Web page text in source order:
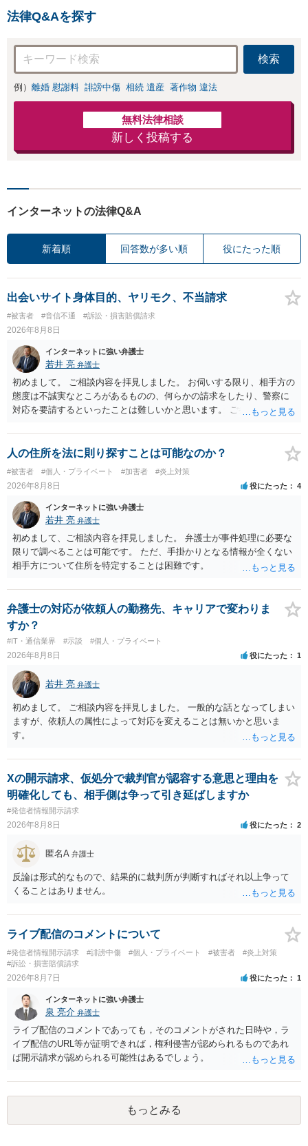
法律Q&Aを探す
検索
例） 離婚 慰謝料 誹謗中傷 相続 遺産 著作物 違法
無料法律相談
新しく投稿する
インターネットの法律Q&A
新着順 回答数が多い順 役にたった順
出会いサイト身体目的、ヤリモク、不当請求
#被害者 #音信不通 #訴訟・損害賠償請求
2026年8月8日
インターネットに強い弁護士
若井 亮 弁護士
初めまして。 ご相談内容を拝見しました。 お伺いする限り、相手方の
態度は不誠実なところがあるものの、何らかの請求をしたり、警察に
対応を要請するといったことは難しいかと思います。 ご参考になれば
人の住所を法に則り探すことは可能なのか？
#被害者 #個人・プライベート #加害者 #炎上対策
2026年8月8日 役にたった 4
インターネットに強い弁護士
若井 亮 弁護士
初めまして、ご相談内容を拝見しました。 弁護士が事件処理に必要な
限りで調べることは可能です。 ただ、手掛かりとなる情報が全くない
相手方について住所を特定することは困難です。
弁護士の対応が依頼人の勤務先、キャリアで変わりま
すか？
#IT・通信業界 #示談 #個人・プライベート
2026年8月8日 役にたった 1
若井 亮 弁護士
初めまして。 ご相談内容を拝見しました。 一般的な話となってしまい
ますが、依頼人の属性によって対応を変えることは無いかと思いま
す。
Xの開示請求、仮処分で裁判官が認容する意思と理由を
明確化しても、相手側は争って引き延ばしますか
#発信者情報開示請求
2026年8月8日 役にたった 2
匿名A 弁護士
反論は形式的なもので、結果的に裁判所が判断すればそれ以上争って
くることはありません。
ライブ配信のコメントについて
#発信者情報開示請求 #誹謗中傷 #個人・プライベート #被害者
#炎上対策
#訴訟・損害賠償請求
2026年8月7日 役にたった 1
インターネットに強い弁護士
泉 亮介 弁護士
ライブ配信のコメントであっても，そのコメントがされた日時や，ラ
イブ配信のURL等が証明できれば，権利侵害が認められるものであれ
ば開示請求が認められる可能性はあるでしょう。
もっとみる